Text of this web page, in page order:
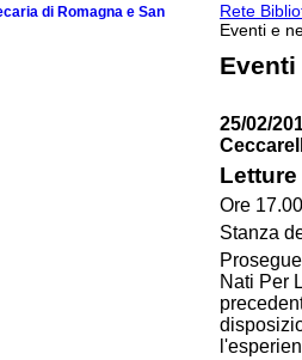
Rete
Eventi e
Eventi
25/02/
Ore 17.00
Stanza
Nati Per
di Romagna e San